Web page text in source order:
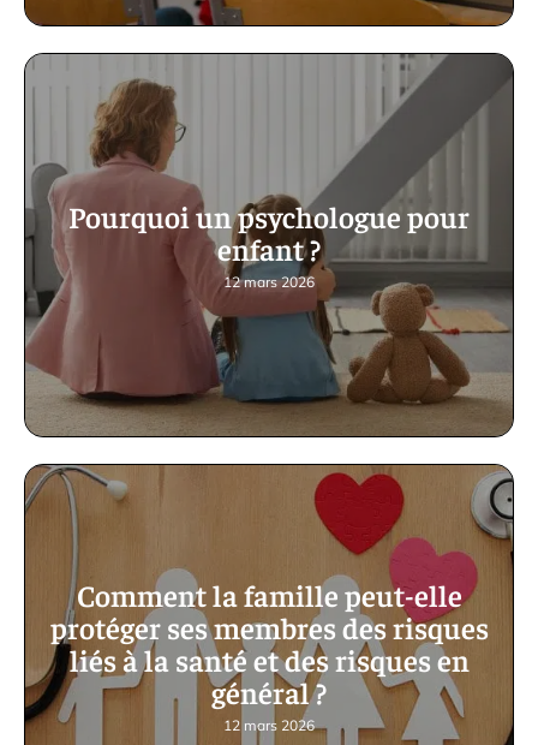
Pourquoi un psychologue pour
enfant ?
12 mars 2026
Comment la famille peut-elle
protéger ses membres des risques
liés à la santé et des risques en
général ?
12 mars 2026